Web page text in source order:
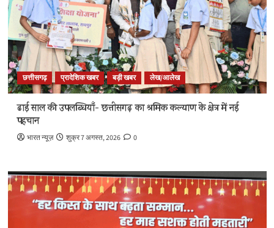
छत्तीसगढ़ प्रादेशिक खबर बड़ी खबर लेख/आलेख
ढाई साल की उपलब्धियाँ- छत्तीसगढ़ का श्रमिक कल्याण के क्षेत्र में नई
पहचान
भारत न्यूज़ शुक्र 7 अगस्त, 2026 0